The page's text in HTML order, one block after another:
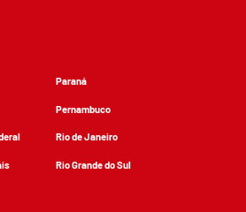
Paraná
Pernambuco
Rio de Janeiro
Rio Grande do Sul